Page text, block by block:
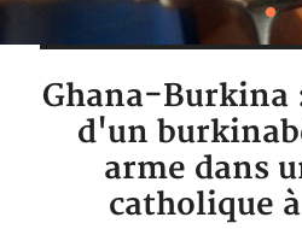
Ghana-Burkina
d'un
arme dans
catholique